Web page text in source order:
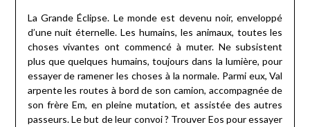
La Grande Éclipse. Le monde est devenu noir, enveloppé
d’une nuit éternelle. Les humains, les animaux, toutes les
choses vivantes ont commencé à muter. Ne subsistent
plus que quelques humains, toujours dans la lumière, pour
essayer de ramener les choses à la normale. Parmi eux, Val
arpente les routes à bord de son camion, accompagnée de
son frère Em, en pleine mutation, et assistée des autres
passeurs. Le but de leur convoi ? Trouver Eos pour essayer